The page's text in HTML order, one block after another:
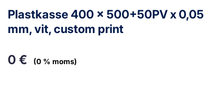
Plastkasse 400 x 500+50PV x 0,05
mm, vit, custom print
0 € (0 % moms)